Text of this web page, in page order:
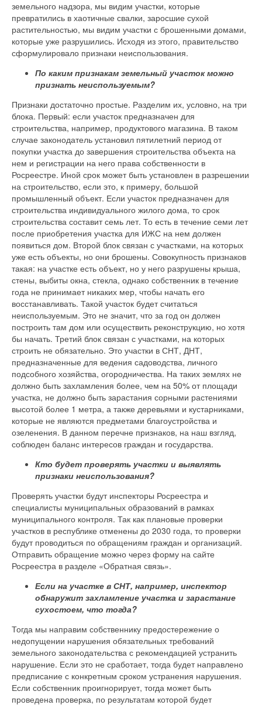
земельного надзора, мы видим участки, которые
превратились в хаотичные свалки, заросшие сухой
растительностью, мы видим участки с брошенными домами,
которые уже разрушились. Исходя из этого, правительство
сформулировало признаки неиспользования.
По каким признакам земельный участок можно
признать неиспользуемым?
Признаки достаточно простые. Разделим их, условно, на три
блока. Первый: если участок предназначен для
строительства, например, продуктового магазина. В таком
случае законодатель установил пятилетний период от
покупки участка до завершения строительства объекта на
нем и регистрации на него права собственности в
Росреестре. Иной срок может быть установлен в разрешении
на строительство, если это, к примеру, большой
промышленный объект. Если участок предназначен для
строительства индивидуального жилого дома, то срок
строительства составит семь лет. То есть в течение семи лет
после приобретения участка для ИЖС на нем должен
появиться дом. Второй блок связан с участками, на которых
уже есть объекты, но они брошены. Совокупность признаков
такая: на участке есть объект, но у него разрушены крыша,
стены, выбиты окна, стекла, однако собственник в течение
года не принимает никаких мер, чтобы начать его
восстанавливать. Такой участок будет считаться
неиспользуемым. Это не значит, что за год он должен
построить там дом или осуществить реконструкцию, но хотя
бы начать. Третий блок связан с участками, на которых
строить не обязательно. Это участки в СНТ, ДНТ,
предназначенные для ведения садоводства, личного
подсобного хозяйства, огородничества. На таких землях не
должно быть захламления более, чем на 50% от площади
участка, не должно быть зарастания сорными растениями
высотой более 1 метра, а также деревьями и кустарниками,
которые не являются предметами благоустройства и
озеленения. В данном перечне признаков, на наш взгляд,
соблюден баланс интересов граждан и государства.
Кто будет проверять участки и выявлять
признаки неиспользования?
Проверять участки будут инспекторы Росреестра и
специалисты муниципальных образований в рамках
муниципального контроля. Так как плановые проверки
участков в республике отменены до 2030 года, то проверки
будут проводиться по обращениям граждан и организаций.
Отправить обращение можно через форму на сайте
Росреестра в разделе «Обратная связь».
Если на участке в СНТ, например, инспектор
обнаружит захламление участка и зарастание
сухостоем, что тогда?
Тогда мы направим собственнику предостережение о
недопущении нарушения обязательных требований
земельного законодательства с рекомендацией устранить
нарушение. Если это не сработает, тогда будет направлено
предписание с конкретным сроком устранения нарушения.
Если собственник проигнорирует, тогда может быть
проведена проверка, по результатам которой будет